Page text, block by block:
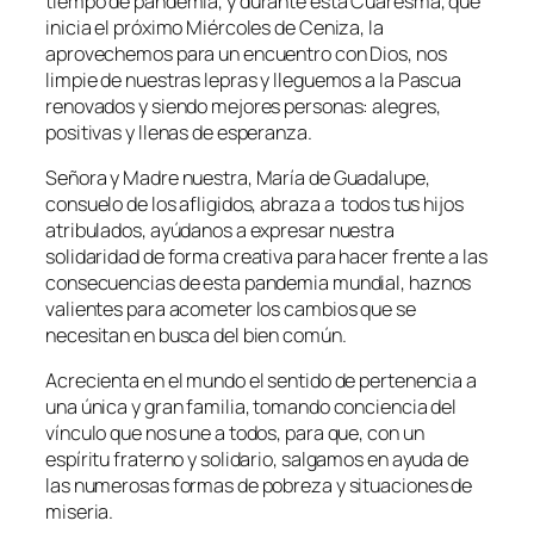
inicia el próximo Miércoles de Ceniza, la
aprovechemos para un encuentro con Dios, nos
limpie de nuestras lepras y lleguemos a la Pascua
renovados y siendo mejores personas: alegres,
positivas y llenas de esperanza.
Señora y Madre nuestra, María de Guadalupe,
consuelo de los afligidos, abraza a todos tus hijos
atribulados, ayúdanos a expresar nuestra
solidaridad de forma creativa para hacer frente a las
consecuencias de esta pandemia mundial, haznos
valientes para acometer los cambios que se
necesitan en busca del bien común.
Acrecienta en el mundo el sentido de pertenencia a
una única y gran familia, tomando conciencia del
vínculo que nos une a todos, para que, con un
espíritu fraterno y solidario, salgamos en ayuda de
las numerosas formas de pobreza y situaciones de
miseria.